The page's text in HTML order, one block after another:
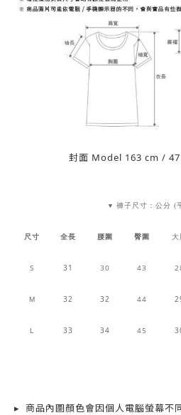
封面 Model 163 cm /
▼ 褲子尺寸：公分 (
尺寸 全長 腰圍 臀圍 大
S
M
L
31
32
33
30
32
34
43
44
45
▸ 商品內圖顏色會因個人電腦螢幕不